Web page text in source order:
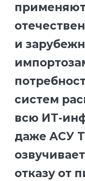
и
систем
всю ИТ-
даже АСУ
отказу от